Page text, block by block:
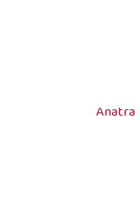
Anatra